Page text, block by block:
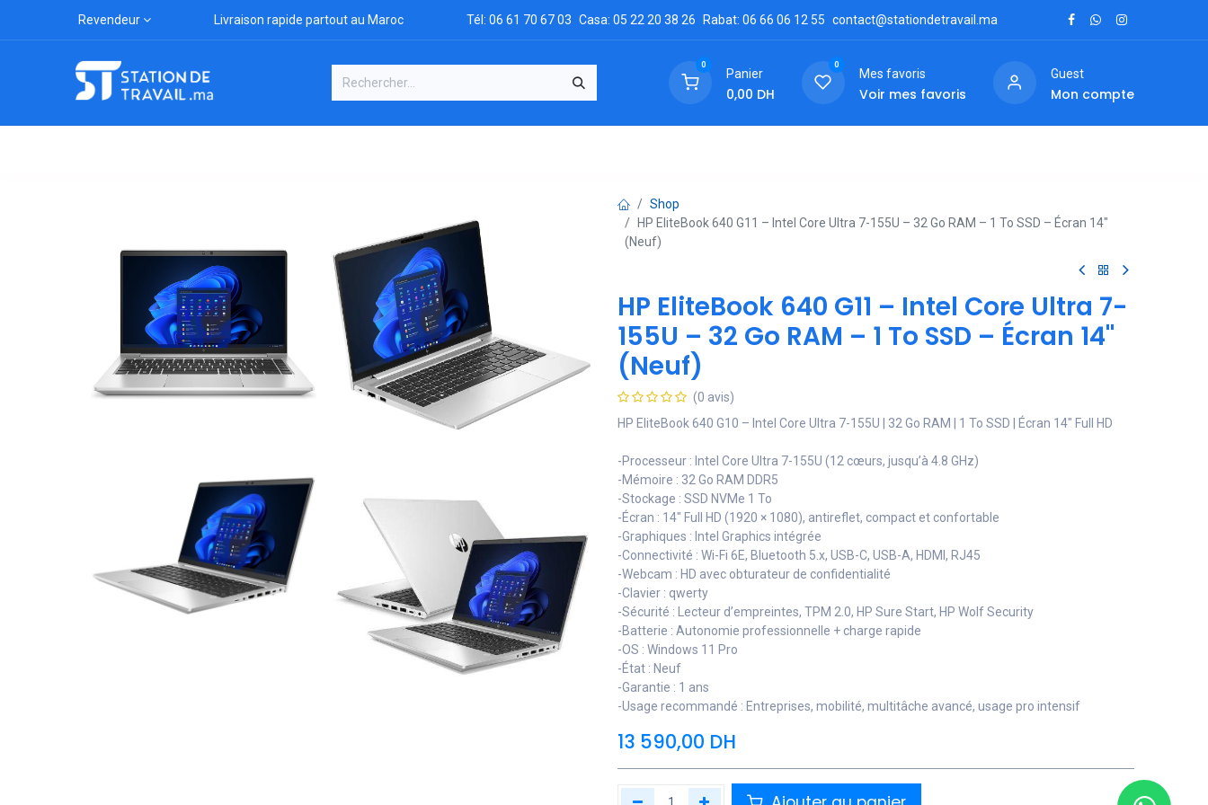
Revendeur Livraison rapide partout au Maroc Tél: 06 61 70 67 03 Casa: 05 22 20 38 26 Rabat: 06 66 06 12 55 contact@stationdetravail.ma
0
Panier
0,00 DH
0
Mes favoris
Voir mes favoris
Guest
Mon compte
Shop
HP EliteBook 640 G11 – Intel Core Ultra 7-155U – 32 Go RAM – 1 To SSD – Écran 14"
(Neuf)
HP EliteBook 640 G11 – Intel Core Ultra 7-
155U – 32 Go RAM – 1 To SSD – Écran 14"
(Neuf)
(0 avis)
HP EliteBook 640 G10 – Intel Core Ultra 7-155U | 32 Go RAM | 1 To SSD | Écran 14" Full HD
-Processeur : Intel Core Ultra 7-155U (12 cœurs, jusqu’à 4.8 GHz)
-Mémoire : 32 Go RAM DDR5
-Stockage : SSD NVMe 1 To
-Écran : 14" Full HD (1920 × 1080), antireflet, compact et confortable
-Graphiques : Intel Graphics intégrée
-Connectivité : Wi-Fi 6E, Bluetooth 5.x, USB-C, USB-A, HDMI, RJ45
-Webcam : HD avec obturateur de confidentialité
-Clavier : qwerty
-Sécurité : Lecteur d’empreintes, TPM 2.0, HP Sure Start, HP Wolf Security
-Batterie : Autonomie professionnelle + charge rapide
-OS : Windows 11 Pro
-État : Neuf
-Garantie : 1 ans
-Usage recommandé : Entreprises, mobilité, multitâche avancé, usage pro intensif
13 590,00 DH